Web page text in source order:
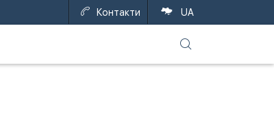
UA
EN
Контакти